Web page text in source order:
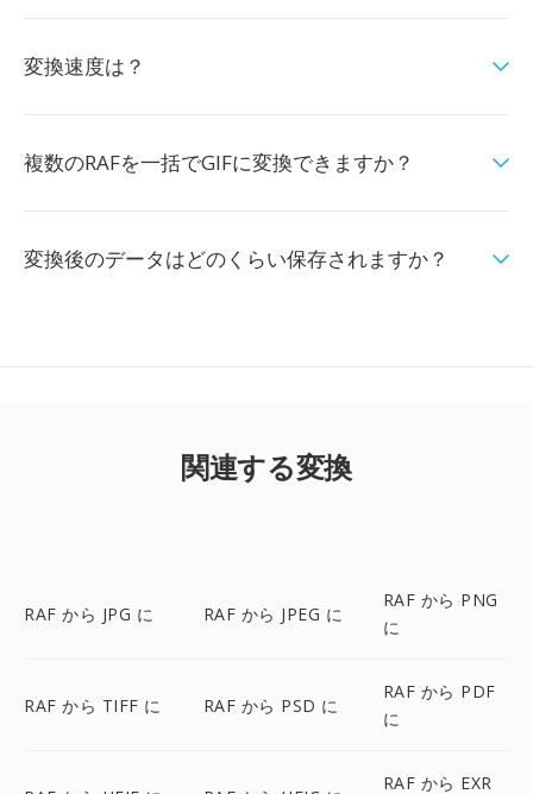
変換速度は？
複数のRAFを一括でGIFに変換できますか？
変換後のデータはどのくらい保存されますか？
関連する変換
RAF から JPG に RAF から JPEG に
RAF から PNG
に
RAF から TIFF に RAF から PSD に
RAF から PDF
に
RAF から EXR